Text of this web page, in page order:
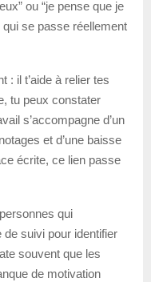
ou “je pense que je
qui se passe réellement
: il t’aide à relier tes
tu peux constater
s’accompagne d’un
et d’une baisse
écrite, ce lien passe
qui
suivi pour identifier
souvent que les
de motivation